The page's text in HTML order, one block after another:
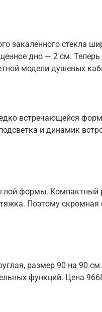
закаленного стекла
дно — 2 см.
модели душевых
встречающейся
и динамик
формы. Компактный
Поэтому скромная
размер 90 на 90
функций. Цена